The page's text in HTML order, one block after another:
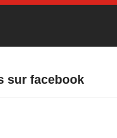
sur facebook